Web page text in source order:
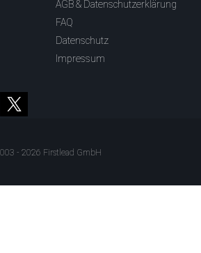
AGB & Datenschutzerklärung
FAQ
Datenschutz
Impressum
- 2026 Firstlead GmbH